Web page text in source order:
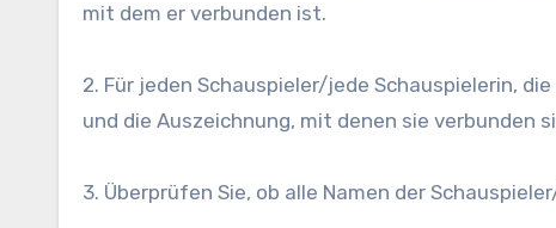
mit dem er verbunden ist.
2. Für jeden Schauspieler/jede Schauspielerin,
und die Auszeichnung, mit denen sie verbunden
3. Überprüfen Sie, ob alle Namen der